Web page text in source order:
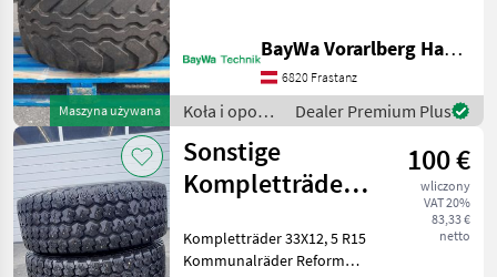
Maszyna używana
koła): 17 cale, Koła,
Wymiary opon, Obręcze
Koła i opony Kompletne
koła
BayWa Vorarlberg HandelsGmbH BayWa Technik
6820 Frastanz
Koła i opony
/ Sonstige
Dealer Premium Plus
Sonstige
Kompletträder
100 €
wliczony
VAT 20%
83,33 €
netto
Kompletträder 33X12, 5 R15
Kommunalräder Reform